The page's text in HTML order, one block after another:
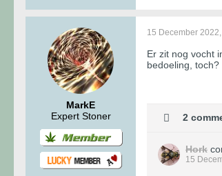
MarkE
Expert Stoner
15 December
Er zit nog vocht
bedoeling, toch?
2
Hork
15